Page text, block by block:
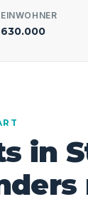
EINWOHNER
630.000
in